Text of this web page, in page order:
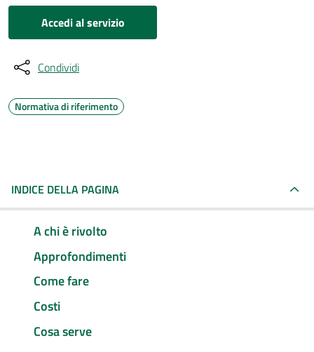
Accedi al servizio
Condividi
Normativa di riferimento
INDICE DELLA PAGINA
A chi è rivolto
Approfondimenti
Come fare
Costi
Cosa serve